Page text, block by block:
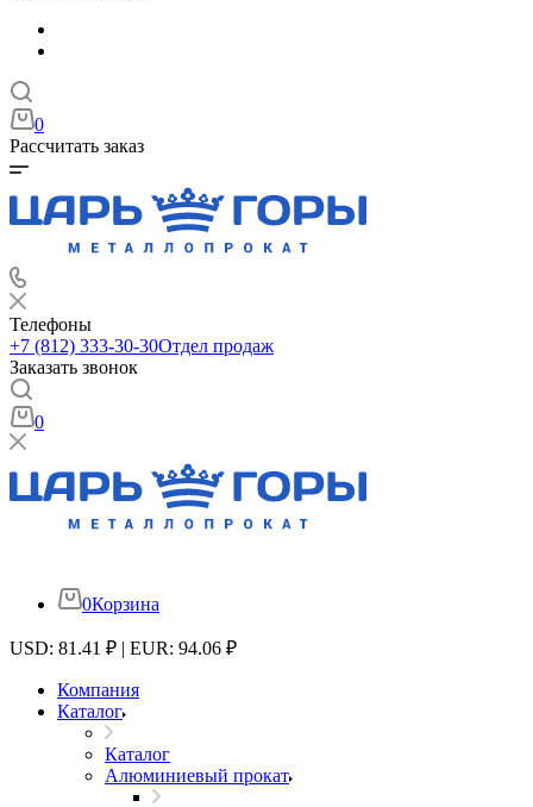
0
Рассчитать заказ
Телефоны
+7 (812) 333-30-30Отдел продаж
Заказать звонок
0
0Корзина
USD: 81.41 ₽ | EUR: 94.06 ₽
Компания
Каталог
Каталог
Алюминиевый прокат